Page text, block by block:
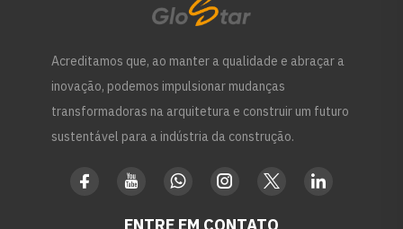
Acreditamos que, ao manter a qualidade e abraçar a
inovação, podemos impulsionar mudanças
transformadoras na arquitetura e construir um futuro
sustentável para a indústria da construção.